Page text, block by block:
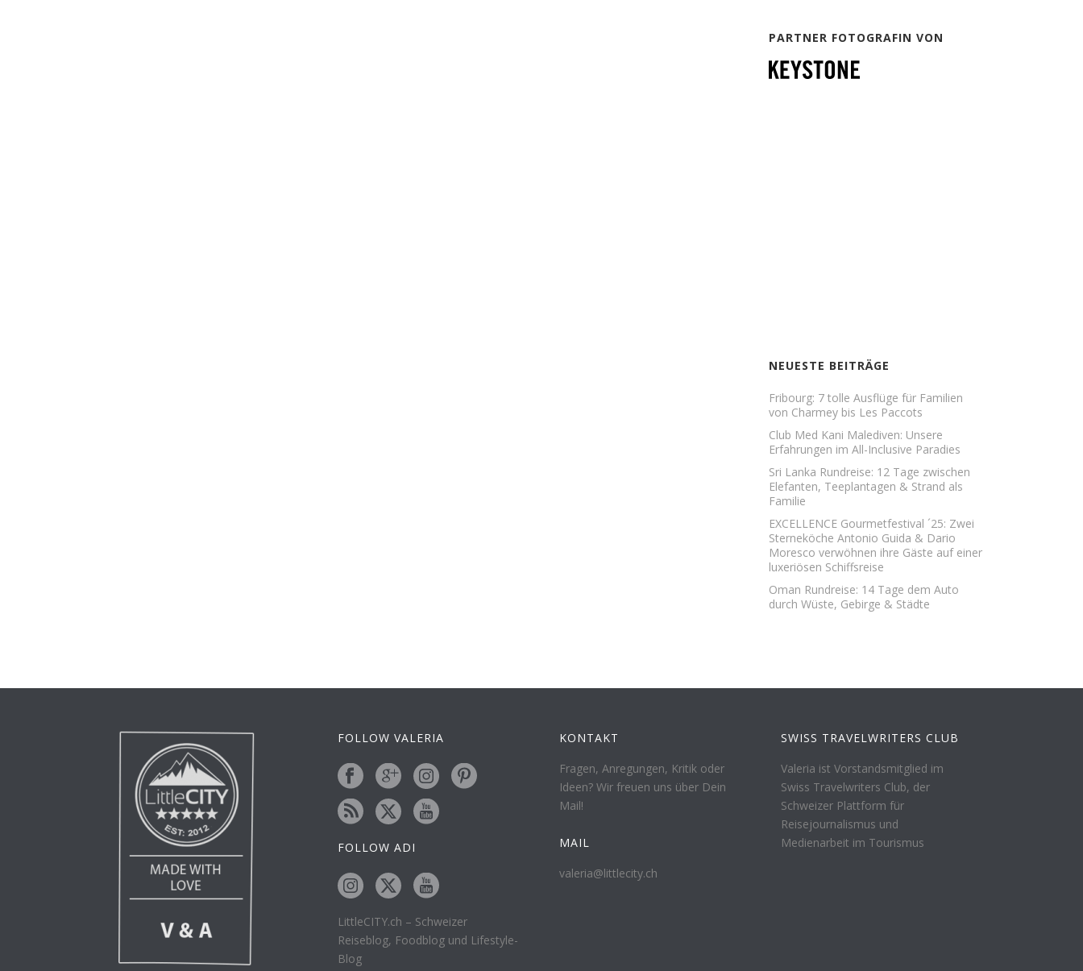
PARTNER FOTOGRAFIN VON
NEUESTE BEITRÄGE
Fribourg: 7 tolle Ausflüge für Familien
von Charmey bis Les Paccots
Club Med Kani Malediven: Unsere
Erfahrungen im All-Inclusive Paradies
Sri Lanka Rundreise: 12 Tage zwischen
Elefanten, Teeplantagen & Strand als
Familie
EXCELLENCE Gourmetfestival ´25: Zwei
Sterneköche Antonio Guida & Dario
Moresco verwöhnen ihre Gäste auf einer
luxeriösen Schiffsreise
Oman Rundreise: 14 Tage dem Auto
durch Wüste, Gebirge & Städte
FOLLOW VALERIA
FOLLOW ADI
LittleCITY.ch – Schweizer
Reiseblog, Foodblog und Lifestyle-
Blog
KONTAKT
Fragen, Anregungen, Kritik oder
Ideen? Wir freuen uns über Dein
Mail!
MAIL
valeria@littlecity.ch
SWISS TRAVELWRITERS CLUB
Valeria ist Vorstandsmitglied im
Swiss Travelwriters Club, der
Schweizer Plattform für
Reisejournalismus und
Medienarbeit im Tourismus